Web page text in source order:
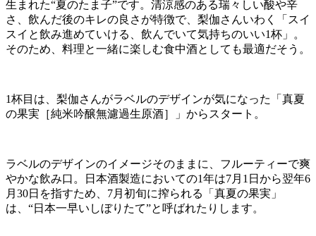
生まれた“夏のたま子”です。清涼感のある瑞々しい酸や辛
さ、飲んだ後のキレの良さが特徴で、梨伽さんいわく「スイ
スイと飲み進めていける、飲んでいて気持ちのいい1杯」。
そのため、料理と一緒に楽しむ食中酒としても最適だそう。
1杯目は、梨伽さんがラベルのデザインが気になった「真夏
の果実［純米吟醸無濾過生原酒］」からスタート。
ラベルのデザインのイメージそのままに、フルーティーで爽
やかな飲み口。日本酒製造においての1年は7月1日から翌年6
月30日を指すため、7月初旬に搾られる「真夏の果実」
は、“日本一早いしぼりたて”と呼ばれたりします。